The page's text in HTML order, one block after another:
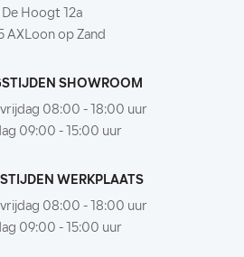
De Hoogt 12a
AXLoon op Zand
SHOWROOM
vrijdag 08:00 - 18:00 uur
09:00 - 15:00 uur
WERKPLAATS
vrijdag 08:00 - 18:00 uur
09:00 - 15:00 uur